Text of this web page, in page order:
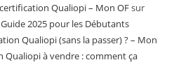
Qualiopi – Mon OFsur
2025 pour les Débutants
Qualiopi (sans la passer) ? – Mon
Qualiopi à vendre : comment ça